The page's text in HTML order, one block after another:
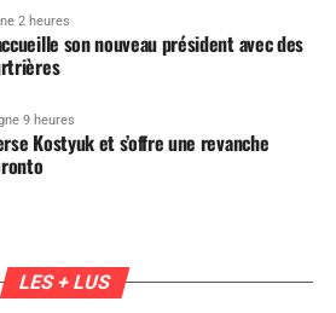
2 heures
son nouveau président avec des
9 heures
Kostyuk et s’offre une revanche
LES + LUS